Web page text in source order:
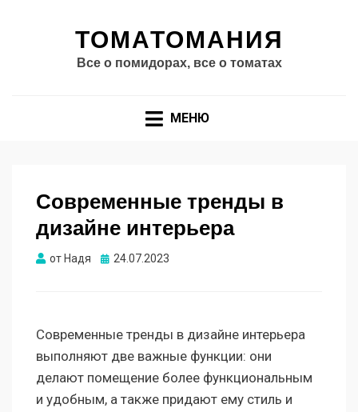
ТОМАТОМАНИЯ
Все о помидорах, все о томатах
МЕНЮ
Современные тренды в
дизайне интерьера
от Надя Опубликовано
24.07.2023
Современные тренды в дизайне интерьера
выполняют две важные функции: они
делают помещение более функциональным
и удобным, а также придают ему стиль и